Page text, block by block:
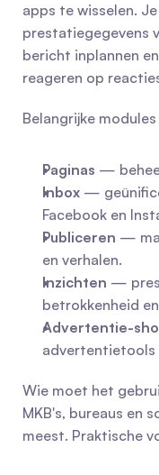
apps te wisselen.
prestatiegegevens
bericht inplannen
reageren op
Belangrijke
Paginas —
Inbox —
Facebook en
Publiceren —
en verhalen.
Inzichten —
betrokkenheid
Advertentie-
advertentietools
Wie moet het
MKB's, bureaus en
meest. Praktische